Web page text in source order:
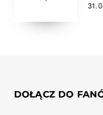
DOŁĄCZ DO